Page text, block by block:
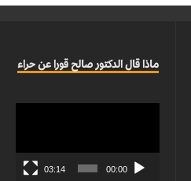
ماذا قال الدكتور صالح قورا عن حراء
00:00
03:14